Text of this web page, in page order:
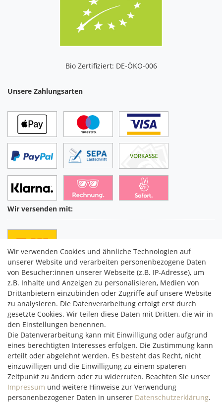
Bio Zertifiziert: DE-ÖKO-006
Unsere Zahlungsarten
Wir versenden mit:
C2M COMMERCE GmbH
Hüttenheim 119
97348 Willanzheim
Mo-Fr: 09:00 - 14:00 Uhr
service@c2m-commerce.com
Persönlich:093 26 - 97 97 90
Wir verwenden Cookies und ähnliche Technologien auf
unserer Website und verarbeiten personenbezogene Daten
von Besucher:innen unserer Webseite (z.B. IP-Adresse), um
z.B. Inhalte und Anzeigen zu personalisieren, Medien von
Drittanbietern einzubinden oder Zugriffe auf unsere Website
zu analysieren. Die Datenverarbeitung erfolgt erst durch
gesetzte Cookies. Wir teilen diese Daten mit Dritten, die wir in
den Einstellungen benennen.
Die Datenverarbeitung kann mit Einwilligung oder aufgrund
eines berechtigten Interesses erfolgen. Die Zustimmung kann
erteilt oder abgelehnt werden. Es besteht das Recht, nicht
einzuwilligen und die Einwilligung zu einem späteren
Zeitpunkt zu ändern oder zu widerrufen. Beachten Sie unser
Impressum und weitere Hinweise zur Verwendung
personenbezogener Daten in unserer Daten­schutz­erklärung.